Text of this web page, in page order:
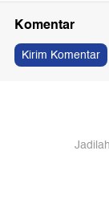
Komentar
Kirim Komentar